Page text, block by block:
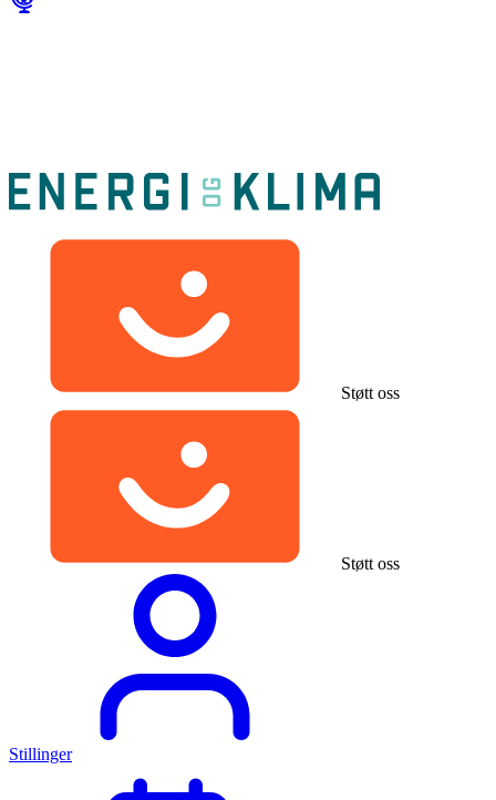
Støtt oss
Støtt oss
Stillinger